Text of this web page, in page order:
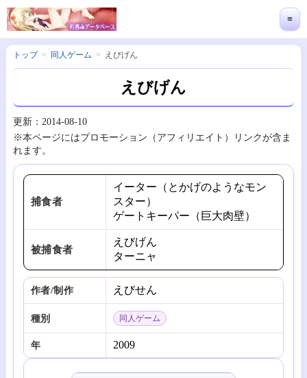
≡
トップ 同人ゲーム えびげん
えびげん
更新：2014-08-10
※本ページにはプロモーション（アフィリエイト）リンクが含ま
れます。
捕食者
イーター（とかげのようなモン
スター）
ゲートキーパー（巨大肉壁）
被捕食者
えびげん
ターニャ
作者/制作 えびせん
種別 同人ゲーム
年 2009